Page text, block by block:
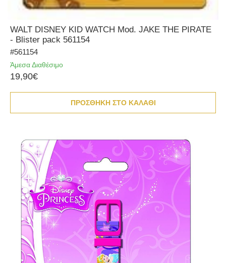
WALT DISNEY KID WATCH Mod. JAKE THE PIRATE
- Blister pack 561154
#561154
Άμεσα Διαθέσιμο
19,90€
ΠΡΟΣΘΗΚΗ ΣΤΟ ΚΑΛΑΘΙ